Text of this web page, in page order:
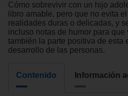
Cómo sobrevivir con un hijo
libro amable, pero que no evita
realidades duras o delicadas, y
incluso notas de humor para que
también la parte positiva de esta
desarrollo de las personas.
Contenido Información